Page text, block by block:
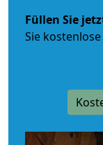
Füllen Sie
Sie